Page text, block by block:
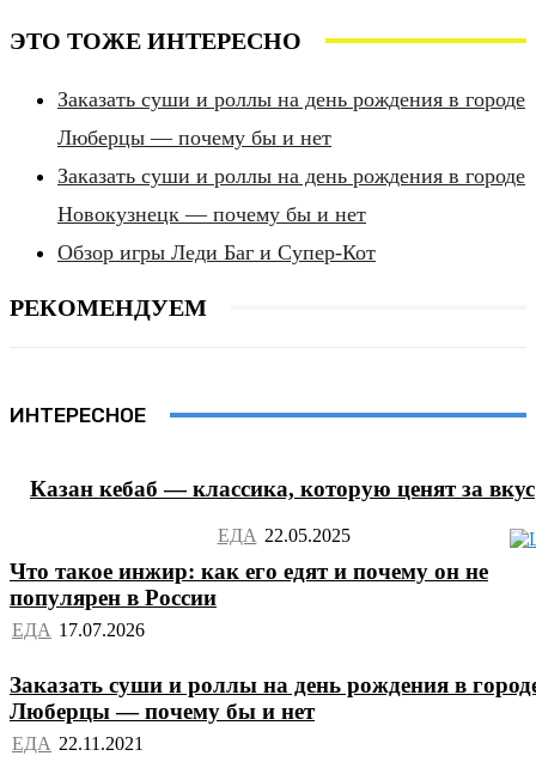
ЭТО ТОЖЕ ИНТЕРЕСНО
Заказать суши и роллы на день рождения в городе
Люберцы — почему бы и нет
Заказать суши и роллы на день рождения в городе
Новокузнецк — почему бы и нет
Обзор игры Леди Баг и Супер-Кот
РЕКОМЕНДУЕМ
ИНТЕРЕСНОЕ
Казан кебаб — классика, которую ценят за вкус
ЕДА
Что такое инжир: как его едят и почему он не
популярен в России
ЕДА
Заказать суши и роллы на день рождения в
Люберцы — почему бы и нет
ЕДА